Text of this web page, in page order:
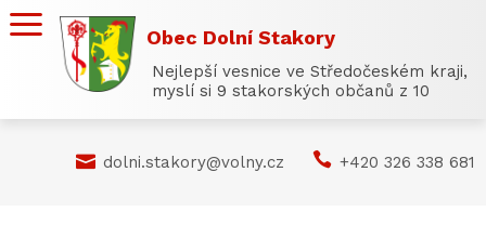
Obec Dolní Stakory
Nejlepší vesnice ve Středočeském kraji,
myslí si 9 stakorských občanů z 10
 dolni.stakory@volny.cz  +420 326 338 681